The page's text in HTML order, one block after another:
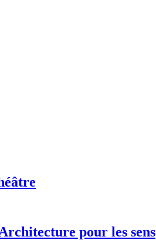
pour les sens